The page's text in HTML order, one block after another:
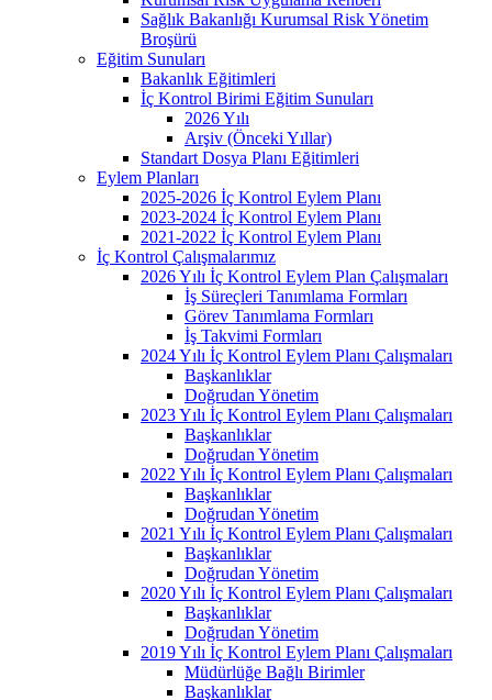
Sağlık Bakanlığı Kurumsal Risk Yönetim
Broşürü
Eğitim Sunuları
Bakanlık Eğitimleri
İç Kontrol Birimi Eğitim Sunuları
2026 Yılı
Arşiv (Önceki Yıllar)
Standart Dosya Planı Eğitimleri
Eylem Planları
2025-2026 İç Kontrol Eylem Planı
2023-2024 İç Kontrol Eylem Planı
2021-2022 İç Kontrol Eylem Planı
İç Kontrol Çalışmalarımız
2026 Yılı İç Kontrol Eylem Plan Çalışmaları
İş Süreçleri Tanımlama Formları
Görev Tanımlama Formları
İş Takvimi Formları
2024 Yılı İç Kontrol Eylem Planı Çalışmaları
Başkanlıklar
Doğrudan Yönetim
2023 Yılı İç Kontrol Eylem Planı Çalışmaları
Başkanlıklar
Doğrudan Yönetim
2022 Yılı İç Kontrol Eylem Planı Çalışmaları
Başkanlıklar
Doğrudan Yönetim
2021 Yılı İç Kontrol Eylem Planı Çalışmaları
Başkanlıklar
Doğrudan Yönetim
2020 Yılı İç Kontrol Eylem Planı Çalışmaları
Başkanlıklar
Doğrudan Yönetim
2019 Yılı İç Kontrol Eylem Planı Çalışmaları
Müdürlüğe Bağlı Birimler
Başkanlıklar